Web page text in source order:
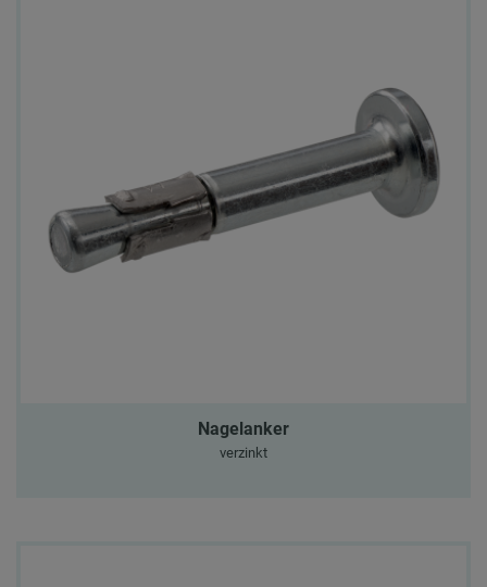
Nagelanker
verzinkt